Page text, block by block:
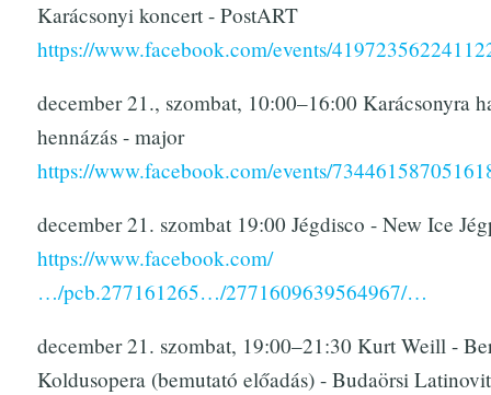
Karácsonyi koncert - PostART
https://www.facebook.com/events/
december 21., szombat, 10:00–16:00 Karácsonyra
hennázás - major
https://www.facebook.com/events/
december 21. szombat 19:00 Jégdisco - New Ice
https://www.facebook.com/
…/pcb.277161265…/2771609639564967/…
december 21. szombat, 19:00–21:30 Kurt Weill -
Koldusopera (bemutató előadás) - Budaörsi